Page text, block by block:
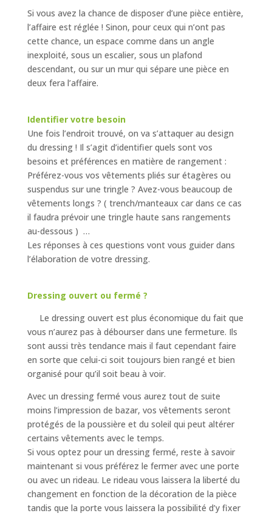
Si vous avez la chance de disposer d’une pièce entière,
l’affaire est réglée ! Sinon, pour ceux qui n’ont pas
cette chance, un espace comme dans un angle
inexploité, sous un escalier, sous un plafond
descendant, ou sur un mur qui sépare une pièce en
deux fera l’affaire.
Identifier votre besoin
Une fois l’endroit trouvé, on va s’attaquer au design
du dressing ! Il s’agit d’identifier quels sont vos
besoins et préférences en matière de rangement :
Préférez-vous vos vêtements pliés sur étagères ou
suspendus sur une tringle ? Avez-vous beaucoup de
vêtements longs ? ( trench/manteaux car dans ce cas
il faudra prévoir une tringle haute sans rangements
au-dessous ) …
Les réponses à ces questions vont vous guider dans
l’élaboration de votre dressing.
Dressing ouvert ou fermé ?
Le dressing ouvert est plus économique du fait que
vous n’aurez pas à débourser dans une fermeture. Ils
sont aussi très tendance mais il faut cependant faire
en sorte que celui-ci soit toujours bien rangé et bien
organisé pour qu’il soit beau à voir.
Avec un dressing fermé vous aurez tout de suite
moins l’impression de bazar, vos vêtements seront
protégés de la poussière et du soleil qui peut altérer
certains vêtements avec le temps.
Si vous optez pour un dressing fermé, reste à savoir
maintenant si vous préférez le fermer avec une porte
ou avec un rideau. Le rideau vous laissera la liberté du
changement en fonction de la décoration de la pièce
tandis que la porte vous laissera la possibilité d’y fixer